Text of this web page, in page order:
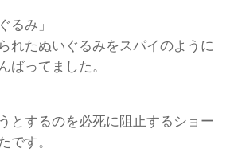
るみ」
れたぬいぐるみをスパイのように
ばってました。
とするのを必死に阻止するショー
です。